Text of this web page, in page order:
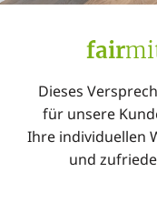
fair
Dieses
für unsere
Ihre individuellen
und